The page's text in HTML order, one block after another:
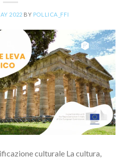
2022 BY POLLICA_FFI
culturale La cultura,